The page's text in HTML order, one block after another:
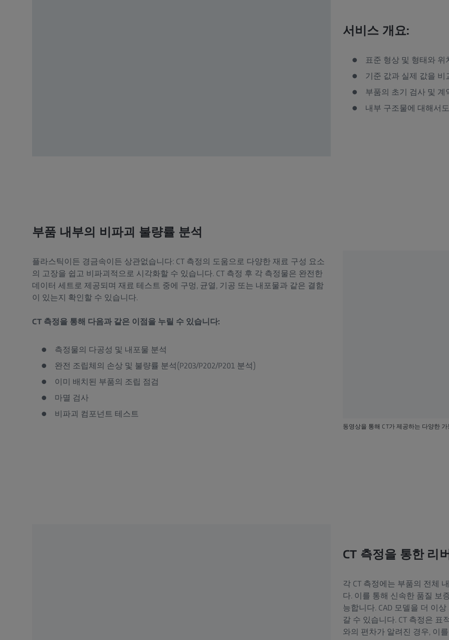
서비스 개요:
표준 형상 및 형태와
기준 값과 실제 값을 비
부품의 초기 검사 및 계
내부 구조물에 대해서
동영상을 통해 CT가 제공하는 다양한
부품 내부의 비파괴 불량률 분석
플라스틱이든 경금속이든 상관없습니다: CT 측정의 도움으로 다양한 재료 구성 요소
의 고장을 쉽고 비파괴적으로 시각화할 수 있습니다. CT 측정 후 각 측정물은 완전한
데이터 세트로 제공되며 재료 테스트 중에 구멍, 균열, 기공 또는 내포물과 같은 결함
이 있는지 확인할 수 있습니다.
CT 측정을 통해 다음과 같은 이점을 누릴 수 있습니다:
측정물의 다공성 및 내포물 분석
완전 조립체의 손상 및 불량률 분석(P203/P202/P201 분석)
이미 배치된 부품의 조립 점검
마멸 검사
비파괴 컴포넌트 테스트
CT 측정을 통한 리
각 CT 측정에는 부품의 전체
다. 이를 통해 신속한 품질 보
능합니다. CAD 모델을 더 이
갈 수 있습니다. CT 측정은 표
와의 편차가 알려진 경우, 이